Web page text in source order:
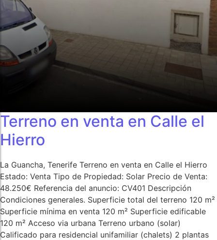
Video Presentación
Video Presentación
Terreno en venta en Calle el
Hierro
La Guancha, Tenerife Terreno en venta en Calle el Hierro
Estado: Venta Tipo de Propiedad: Solar Precio de Venta:
48.250€ Referencia del anuncio: CV401 Descripción
Condiciones generales. Superficie total del terreno 120 m²
Superficie mínima en venta 120 m² Superficie edificable
120 m² Acceso via urbana Terreno urbano (solar)
Calificado para residencial unifamiliar (chalets) 2 plantas